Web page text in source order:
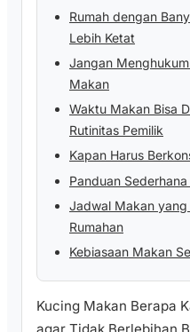
Rumah dengan
Lebih Ketat
Jangan
Makan
Waktu Makan Bisa
Rutinitas Pemilik
Kapan Harus
Panduan
Jadwal Makan
Rumahan
Kebiasaan Makan
Kucing Makan Berapa